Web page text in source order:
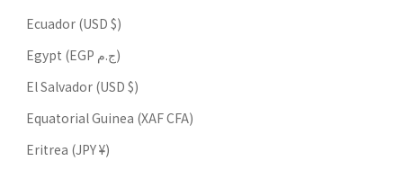
Ecuador (USD $)
Egypt (EGP ج.م)
El Salvador (USD $)
Equatorial Guinea (XAF CFA)
Eritrea (JPY ¥)